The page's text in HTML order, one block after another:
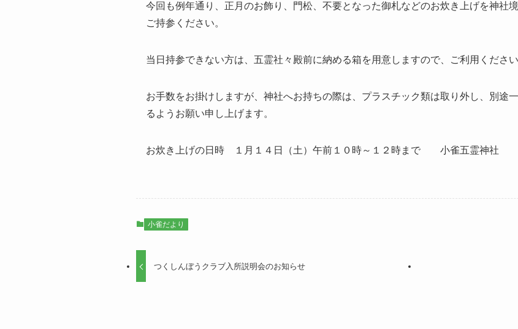
今回も例年通り、正月のお飾り、門松、不要となった御札などのお炊き上げを神社
ご持参ください。
当日持参できない方は、五霊社々殿前に納める箱を用意しますので、ご利用ください
お手数をお掛けしますが、神社へお持ちの際は、プラスチック類は取り外し、別途
るようお願い申し上げます。
お炊き上げの日時 １月１４日（土）午前１０時～１２時まで 小雀五霊神社
小雀だより
つくしんぼうクラブ入所説明会のお知らせ